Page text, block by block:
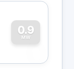
0.9
MW
0